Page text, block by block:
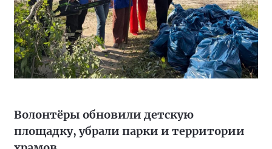
Волонтёры обновили детскую
площадку, убрали парки и территории